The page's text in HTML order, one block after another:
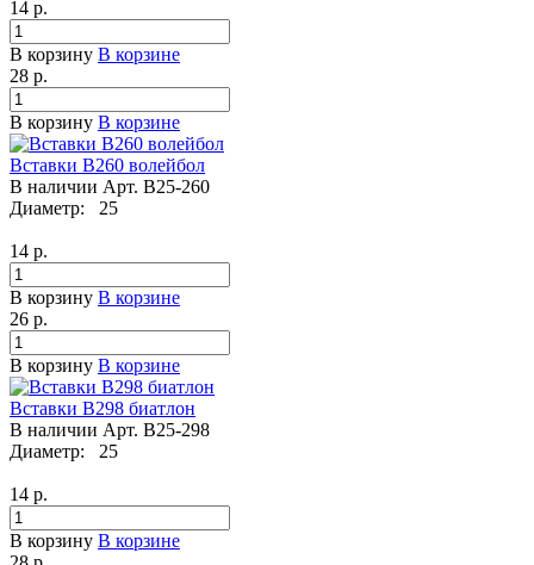
14 р.
В корзину В корзине
28 р.
В корзину В корзине
Вставки B260 волейбол
В наличии Арт. B25-260
Диаметр:
25
14 р.
В корзину В корзине
26 р.
В корзину В корзине
Вставки B298 биатлон
В наличии Арт. B25-298
Диаметр:
25
14 р.
В корзину В корзине